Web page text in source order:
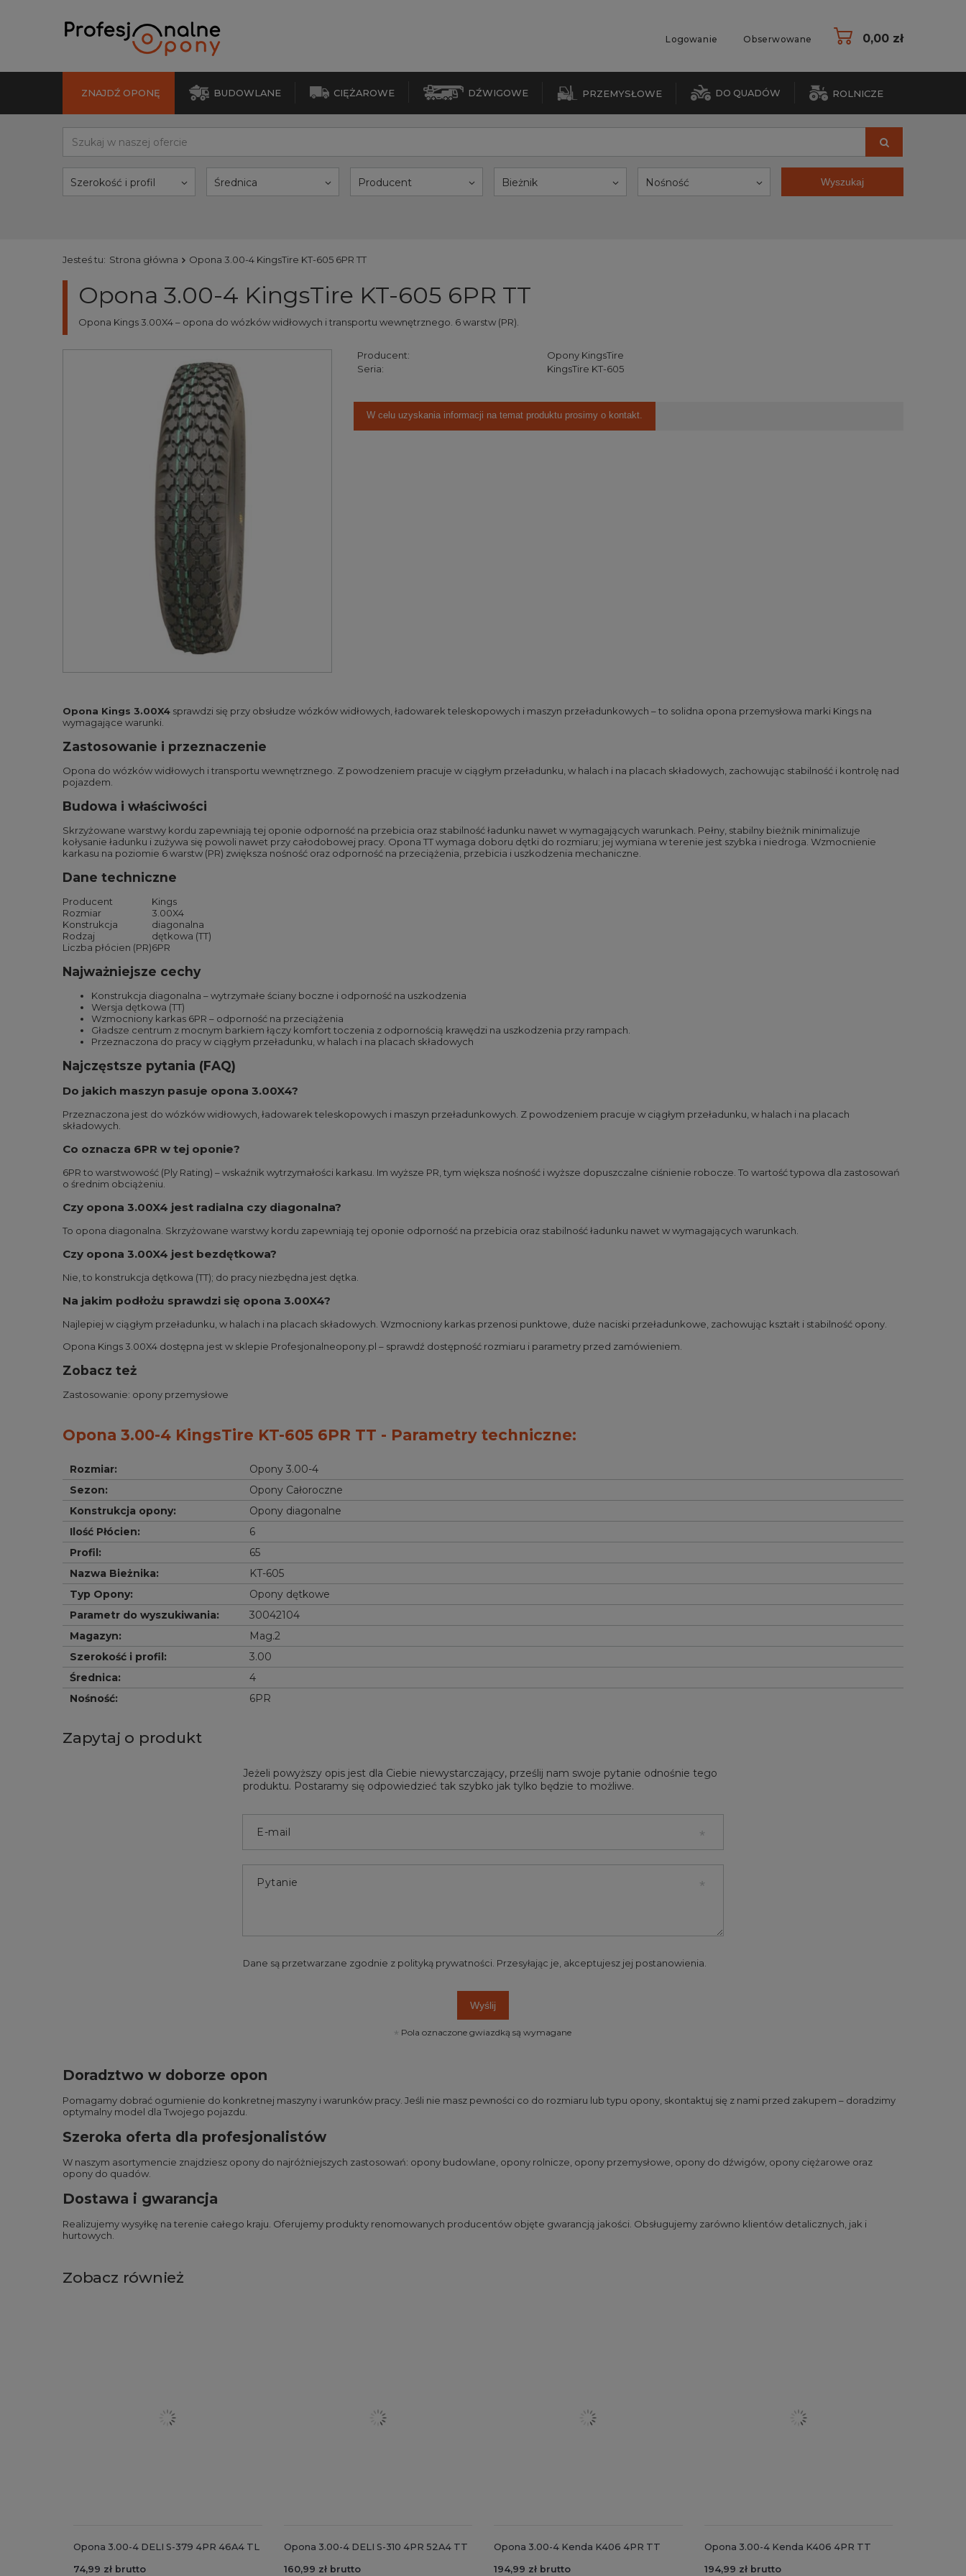
Logowanie Obserwowane 0,00 zł
ZNAJDŹ OPONĘ BUDOWLANE CIĘŻAROWE DŹWIGOWE PRZEMYSŁOWE DO QUADÓW ROLNICZE
Szerokość i profil Średnica Producent Bieżnik Nośność Wyszukaj
Jesteś tu: Strona główna Opona 3.00-4 KingsTire KT-605 6PR TT
Opona 3.00-4 KingsTire KT-605 6PR TT
Opona Kings 3.00X4 – opona do wózków widłowych i transportu wewnętrznego. 6 warstw (PR).
Producent:
Opony KingsTire
Seria:
KingsTire KT-605
W celu uzyskania informacji na temat produktu prosimy o kontakt.
Opona Kings 3.00X4 sprawdzi się przy obsłudze wózków widłowych, ładowarek teleskopowych i maszyn przeładunkowych – to solidna opona przemysłowa marki Kings na
wymagające warunki.
Zastosowanie i przeznaczenie
Opona do wózków widłowych i transportu wewnętrznego. Z powodzeniem pracuje w ciągłym przeładunku, w halach i na placach składowych, zachowując stabilność i kontrolę nad
pojazdem.
Budowa i właściwości
Skrzyżowane warstwy kordu zapewniają tej oponie odporność na przebicia oraz stabilność ładunku nawet w wymagających warunkach. Pełny, stabilny bieżnik minimalizuje
kołysanie ładunku i zużywa się powoli nawet przy całodobowej pracy. Opona TT wymaga doboru dętki do rozmiaru; jej wymiana w terenie jest szybka i niedroga. Wzmocnienie
karkasu na poziomie 6 warstw (PR) zwiększa nośność oraz odporność na przeciążenia, przebicia i uszkodzenia mechaniczne.
Dane techniczne
Producent
Kings
Rozmiar
3.00X4
Konstrukcja
diagonalna
Rodzaj
dętkowa (TT)
Liczba płócien (PR)6PR
Najważniejsze cechy
Konstrukcja diagonalna – wytrzymałe ściany boczne i odporność na uszkodzenia
Wersja dętkowa (TT)
Wzmocniony karkas 6PR – odporność na przeciążenia
Gładsze centrum z mocnym barkiem łączy komfort toczenia z odpornością krawędzi na uszkodzenia przy rampach.
Przeznaczona do pracy w ciągłym przeładunku, w halach i na placach składowych
Najczęstsze pytania (FAQ)
Do jakich maszyn pasuje opona 3.00X4?
Przeznaczona jest do wózków widłowych, ładowarek teleskopowych i maszyn przeładunkowych. Z powodzeniem pracuje w ciągłym przeładunku, w halach i na placach
składowych.
Co oznacza 6PR w tej oponie?
6PR to warstwowość (Ply Rating) – wskaźnik wytrzymałości karkasu. Im wyższe PR, tym większa nośność i wyższe dopuszczalne ciśnienie robocze. To wartość typowa dla zastosowań
o średnim obciążeniu.
Czy opona 3.00X4 jest radialna czy diagonalna?
To opona diagonalna. Skrzyżowane warstwy kordu zapewniają tej oponie odporność na przebicia oraz stabilność ładunku nawet w wymagających warunkach.
Czy opona 3.00X4 jest bezdętkowa?
Nie, to konstrukcja dętkowa (TT); do pracy niezbędna jest dętka.
Na jakim podłożu sprawdzi się opona 3.00X4?
Najlepiej w ciągłym przeładunku, w halach i na placach składowych. Wzmocniony karkas przenosi punktowe, duże naciski przeładunkowe, zachowując kształt i stabilność opony.
Opona Kings 3.00X4 dostępna jest w sklepie Profesjonalneopony.pl – sprawdź dostępność rozmiaru i parametry przed zamówieniem.
Zobacz też
Zastosowanie: opony przemysłowe
Opona 3.00-4 KingsTire KT-605 6PR TT - Parametry techniczne:
Rozmiar:
Opony 3.00-4
Sezon:
Opony Całoroczne
Konstrukcja opony:
Opony diagonalne
Ilość Płócien:
6
Profil:
65
Nazwa Bieżnika:
KT-605
Typ Opony:
Opony dętkowe
Parametr do wyszukiwania:
30042104
Magazyn:
Mag.2
Szerokość i profil:
3.00
Średnica:
4
Nośność: 6PR
Zapytaj o produkt
Jeżeli powyższy opis jest dla Ciebie niewystarczający, prześlij nam swoje pytanie odnośnie tego
produktu. Postaramy się odpowiedzieć tak szybko jak tylko będzie to możliwe.
E-mail
Pytanie
Dane są przetwarzane zgodnie z polityką prywatności. Przesyłając je, akceptujesz jej postanowienia.
Wyślij
Pola oznaczone gwiazdką są wymagane
Doradztwo w doborze opon
Pomagamy dobrać ogumienie do konkretnej maszyny i warunków pracy. Jeśli nie masz pewności co do rozmiaru lub typu opony, skontaktuj się z nami przed zakupem – doradzimy
optymalny model dla Twojego pojazdu.
Szeroka oferta dla profesjonalistów
W naszym asortymencie znajdziesz opony do najróżniejszych zastosowań: opony budowlane opony rolnicze opony przemysłowe opony do dźwigów opony ciężarowe oraz
opony do quadów
Dostawa i gwarancja
Realizujemy wysyłkę na terenie całego kraju. Oferujemy produkty renomowanych producentów objęte gwarancją jakości. Obsługujemy zarówno klientów detalicznych, jak i
hurtowych.
Zobacz również
Opona 3.00-4 DELI S-379 4PR 46A4 TL
74,99 zł brutto
Opona 3.00-4 DELI S-310 4PR 52A4 TT
160,99 zł brutto
Opona 3.00-4 Kenda K406 4PR TT
194,99 zł brutto
Opona 3.00-4 Kenda K406 4PR TT
194,99 zł brutto